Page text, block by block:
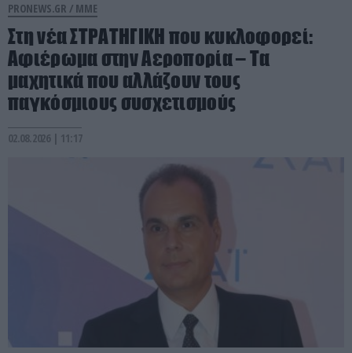
PRONEWS.GR / ΜΜΕ
Στη νέα ΣΤΡΑΤΗΓΙΚΗ που κυκλοφορεί:
Αφιέρωμα στην Αεροπορία – Τα
μαχητικά που αλλάζουν τους
παγκόσμιους συσχετισμούς
02.08.2026 | 11:17